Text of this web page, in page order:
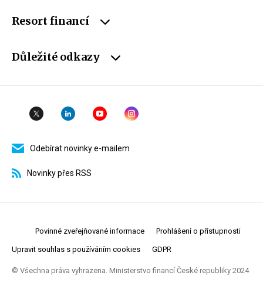
Resort financí
Důležité odkazy
Odebírat novinky e-mailem
Novinky přes RSS
Povinné zveřejňované informace Prohlášení o přístupnosti
Upravit souhlas s používáním cookies GDPR
© Všechna práva vyhrazena. Ministerstvo financí České republiky 2024